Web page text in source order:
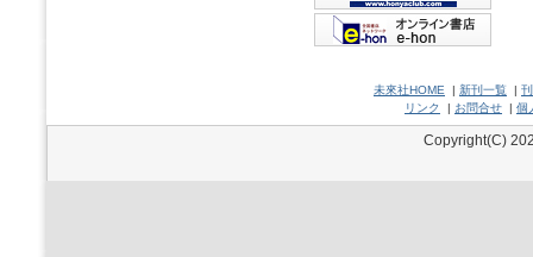
未來社HOME | 新刊一覧 |
リンク
| お問合せ | 個
Copyright(C)